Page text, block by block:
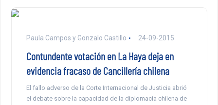
Paula Campos y Gonzalo Castillo 24-09-2015
Contundente votación en La Haya deja en
evidencia fracaso de Cancillería chilena
El fallo adverso de la Corte Internacional de Justicia abrió
el debate sobre la capacidad de la diplomacia chilena de